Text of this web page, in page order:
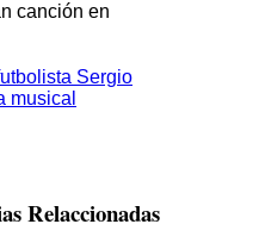
canción en
Relaccionadas